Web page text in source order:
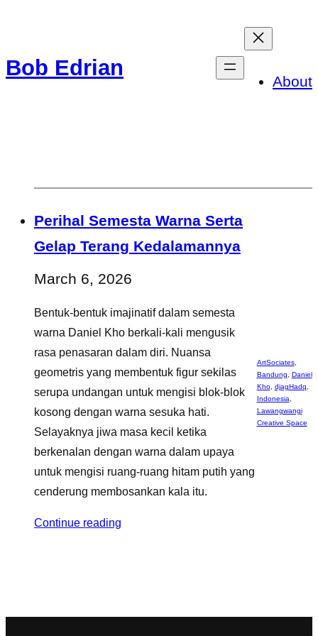
content
Bob Edrian
About
Perihal Semesta Warna Serta
Gelap Terang Kedalamannya
March 6, 2026
Bentuk-bentuk imajinatif dalam semesta
warna Daniel Kho berkali-kali mengusik
rasa penasaran dalam diri. Nuansa
geometris yang membentuk figur sekilas
serupa undangan untuk mengisi blok-blok
kosong dengan warna sesuka hati.
Selayaknya jiwa masa kecil ketika
berkenalan dengan warna dalam upaya
untuk mengisi ruang-ruang hitam putih yang
cenderung membosankan kala itu.
Continue reading
ArtSociates,
Bandung
Daniel
Kho, djagHadq
Indonesia
Lawangwangi
Creative Space